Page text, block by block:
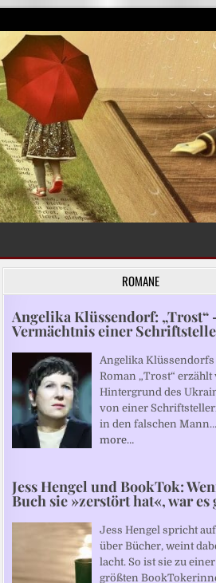
ROMANE
Angelika Klüssendorf: „Trost“
Vermächtnis einer
Angelika
Roman „Trost“ erzählt
Hintergrund des
von einer
in den falschen Mann…
more…
Jess Hengel und BookTok:
Buch sie »zerstört hat«, war es
Jess Hengel spricht
über Bücher, weint
lacht. So ist sie zu
größten